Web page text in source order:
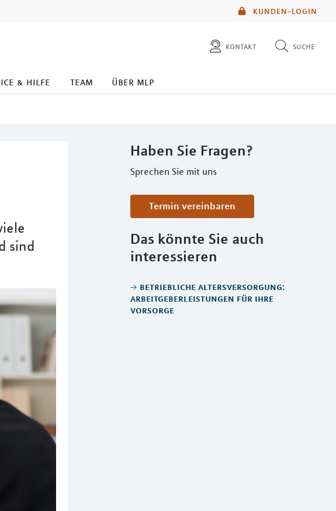
KUNDEN-LOGIN
kontakt suche
& hilfe team über mlp
sind
Haben Sie Fragen?
Sprechen Sie mit uns
Termin vereinbaren
Das könnte Sie auch
interessieren
betriebliche altersversorgung:
arbeitgeberleistungen für ihre
vorsorge